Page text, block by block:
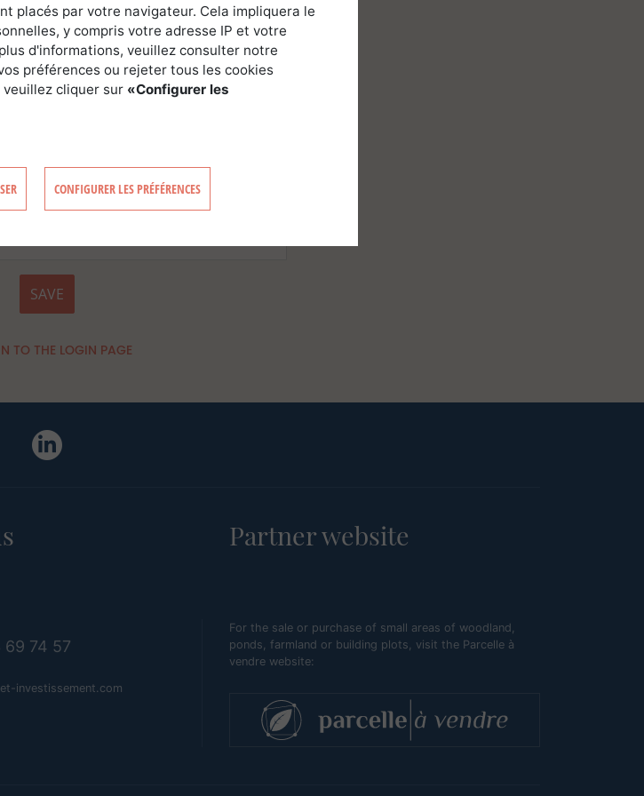
les derniers articles du
SAVE
TO THE LOGIN PAGE
69 74 57
investissement.com
Partner website
For the sale or purchase of small areas of woodland,
ponds, farmland or building plots, visit the Parcelle à
vendre website:
placés par votre navigateur. Cela impliquera le
y compris votre adresse IP et votre
d'informations, veuillez consulter notre
préférences ou rejeter tous les cookies
cliquer sur «Configurer les
CONFIGURER LES PRÉFÉRENCES